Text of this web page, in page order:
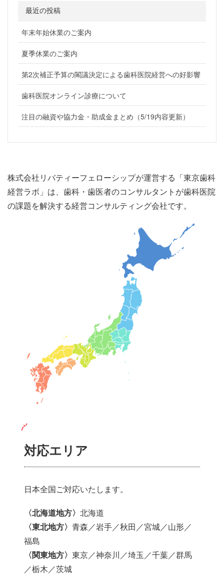
最近の投稿
年末年始休業のご案内
夏季休業のご案内
第2次補正予算の閣議決定による歯科医院経営への好影響
歯科医院オンライン診療について
注目の融資や協力金・助成金まとめ（5/19内容更新）
株式会社リバティーフェローシップが運営する「東京歯科
経営ラボ」は、歯科・歯医者のコンサルタントが歯科医院
の課題を解決する経営コンサルティング会社です。
対応エリア
日本全国ご対応いたします。
〈北海道地方〉北海道
〈東北地方〉青森／岩手／秋田／宮城／山形／
福島
〈関東地方〉東京／神奈川／埼玉／千葉／群馬
／栃木／茨城